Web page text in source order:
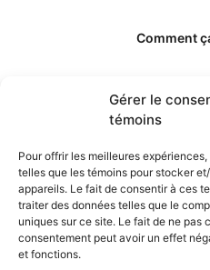
Gérer le
témoins
Pour offrir les meilleures
telles que les témoins pour stocker
appareils. Le fait de consentir à ces
traiter des données telles que le
uniques sur ce site. Le fait de ne pas
consentement peut avoir un effet
et fonctions.
Comment
Les
Les experts et